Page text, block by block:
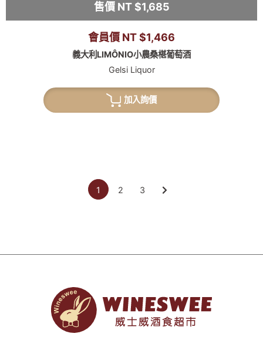
售價 NT $1,685
會員價 NT $1,466
義大利LIMÔNIO小農桑椹葡萄酒
Gelsi Liquor
加入詢價
1 2 3